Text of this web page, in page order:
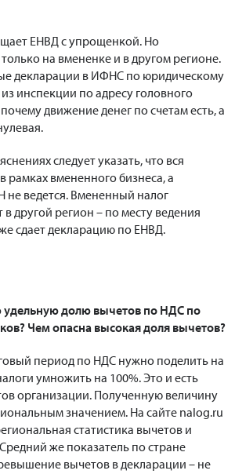
ЕНВД с упрощенкой. Но
на вмененке и в другом регионе.
декларации в ИФНС по юридическому
инспекции по адресу головного
движение денег по счетам есть, а
следует указать, что вся
рамках вмененного бизнеса, а
не ведется. Вмененный налог
другой регион – по месту ведения
сдает декларацию по ЕНВД.
удельную долю вычетов по НДС по
Чем опасна высокая доля вычетов?
период по НДС нужно поделить на
умножить на 100%. Это и есть
организации. Полученную величину
значением. На сайте nalog.ru
статистика вычетов и
же показатель по стране
вычетов в декларации – не